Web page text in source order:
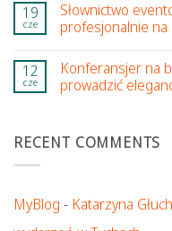
19
cze
Słownictwo
profesjonalnie
12
cze
Konferansjer na
prowadzić
RECENT COMMENTS
MyBlog - Katarzyna